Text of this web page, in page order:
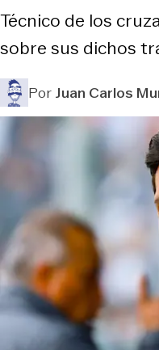
Técnico de los
sobre sus dichos
PorJuan Carlos